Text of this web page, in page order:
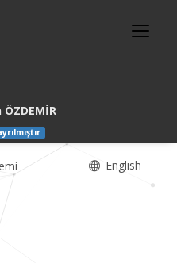
English